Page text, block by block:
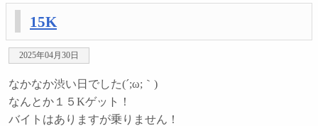
15K
2025年04月30日
なかなか渋い日でした(´;ω;｀)
なんとか１５Kゲット！
バイトはありますが乗りません！